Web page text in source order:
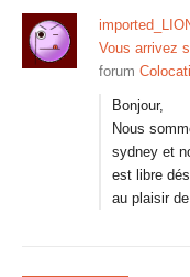
Vous arrivez
forum
Bonjour,
Nous
sydney et
est libre
au plaisir